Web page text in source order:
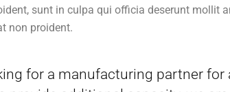
sunt in culpa qui officia deserunt mollit
non proident.
for a manufacturing partner for